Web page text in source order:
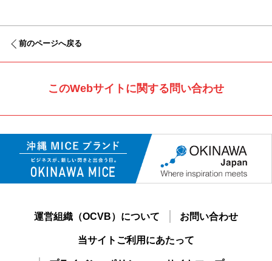
前のページへ戻る
このWebサイトに関する問い合わせ
運営組織（OCVB）について お問い合わせ
当サイトご利用にあたって